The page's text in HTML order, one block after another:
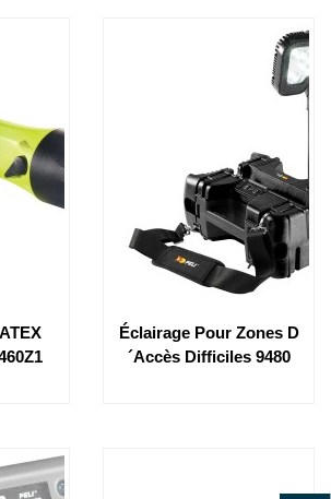
Éclairage Pour Zones D
´accès Difficiles 9480